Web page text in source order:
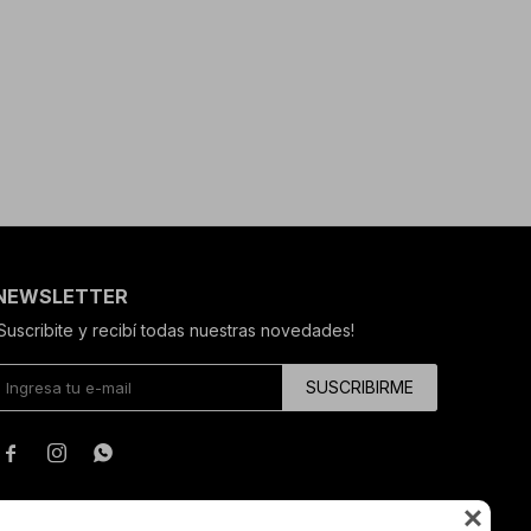

y recibí todas nuestras novedades!
SUSCRIBIRME
  